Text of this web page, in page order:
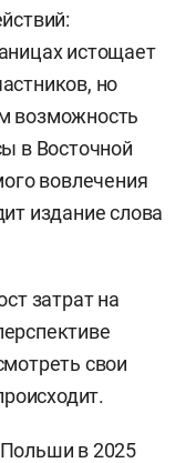
истощает
но
возможность
в Восточной
вовлечения
издание слова
затрат на
свои
в 2025